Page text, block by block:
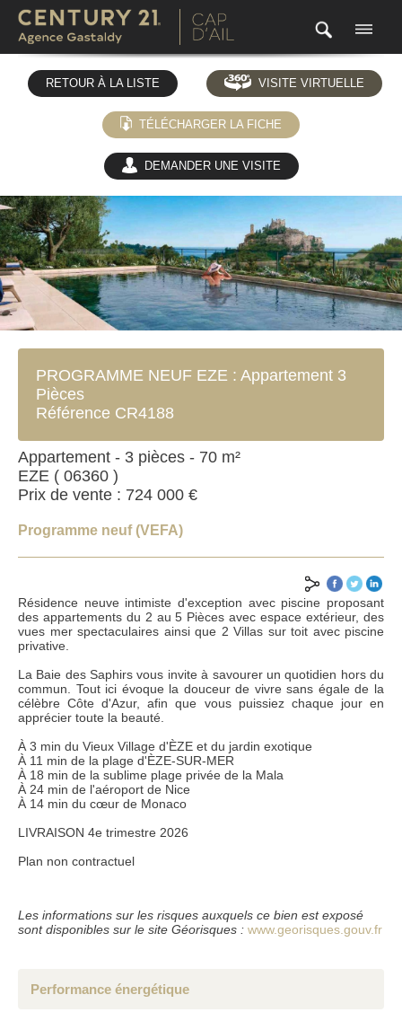
RETOUR À LA LISTE VISITE VIRTUELLE
TÉLÉCHARGER LA FICHE
DEMANDER UNE VISITE
(0)
ENVOYER
*Champs obligatoires
**Au moins un des champs à renseigner
fournis sont strictement confidentiels et ne peuvent être communiqués à des tiers
faire rectifier si nécessaire. si vous ne souhaitez pas que nous conservions ceux-ci,
nous vous serions reconnaissants de nous en informer par courrier ou par e-mail.
PROGRAMME NEUF EZE : Appartement 3
Pièces
Référence CR4188
Appartement - 3 pièces - 70 m²
EZE ( 06360 )
Prix de vente : 724 000 €
Programme neuf (VEFA)
Résidence neuve intimiste d'exception avec piscine proposant
des appartements du 2 au 5 Pièces avec espace extérieur, des
vues mer spectaculaires ainsi que 2 Villas sur toit avec piscine
privative.
La Baie des Saphirs vous invite à savourer un quotidien hors du
commun. Tout ici évoque la douceur de vivre sans égale de la
célèbre Côte d'Azur, afin que vous puissiez chaque jour en
apprécier toute la beauté.
À 3 min du Vieux Village d'ÈZE et du jardin exotique
À 11 min de la plage d'ÈZE-SUR-MER
À 18 min de la sublime plage privée de la Mala
À 24 min de l'aéroport de Nice
À 14 min du cœur de Monaco
LIVRAISON 4e trimestre 2026
Plan non contractuel
Les informations sur les risques auxquels ce bien est exposé
sont disponibles sur le site Géorisques : www.georisques.gouv.fr
Performance énergétique